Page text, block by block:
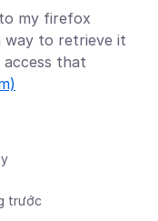
my firefox
way to retrieve it
that
trước